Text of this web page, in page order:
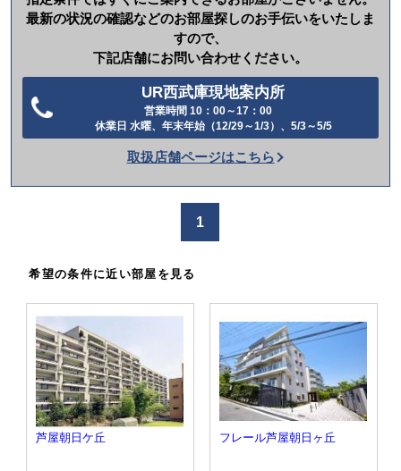
最新の状況の確認などのお部屋探しのお手伝いをいたしま
すので、
下記店舗にお問い合わせください。
UR西武庫現地案内所
営業時間 10：00～17：00
休業日 水曜、年末年始（12/29～1/3）、5/3～5/5
話
か
取扱店舗ページはこちら
1
希望の条件に近い部屋を見る
芦屋朝日ケ丘 フレール芦屋朝日ヶ丘